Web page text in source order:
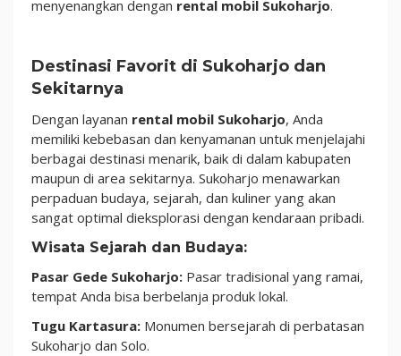
menyenangkan dengan rental mobil Sukoharjo.
Destinasi Favorit di Sukoharjo dan
Sekitarnya
Dengan layanan rental mobil Sukoharjo, Anda
memiliki kebebasan dan kenyamanan untuk menjelajahi
berbagai destinasi menarik, baik di dalam kabupaten
maupun di area sekitarnya. Sukoharjo menawarkan
perpaduan budaya, sejarah, dan kuliner yang akan
sangat optimal dieksplorasi dengan kendaraan pribadi.
Wisata Sejarah dan Budaya:
Pasar Gede Sukoharjo: Pasar tradisional yang ramai,
tempat Anda bisa berbelanja produk lokal.
Tugu Kartasura: Monumen bersejarah di perbatasan
Sukoharjo dan Solo.